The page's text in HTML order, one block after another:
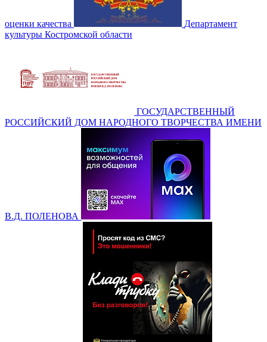
оценки качества
Департамент
культуры Костромской области
ГОСУДАРСТВЕННЫЙ
РОССИЙСКИЙ ДОМ НАРОДНОГО ТВОРЧЕСТВА ИМЕНИ
В.Д. ПОЛЕНОВА